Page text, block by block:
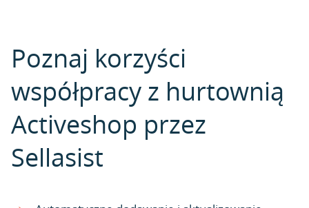
Poznaj korzyści
współpracy z hurtownią
Activeshop przez
Sellasist